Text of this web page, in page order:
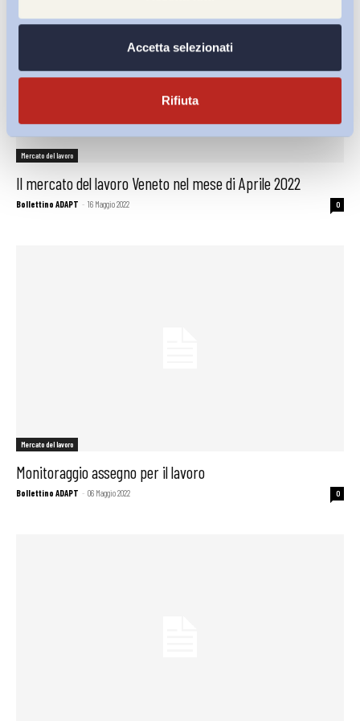
Accetta selezionati
Rifiuta
Mercato del lavoro
Il mercato del lavoro Veneto nel mese di Aprile 2022
Bollettino ADAPT - 16 Maggio 2022 0
Mercato del lavoro
Monitoraggio assegno per il lavoro
Bollettino ADAPT - 06 Maggio 2022 0